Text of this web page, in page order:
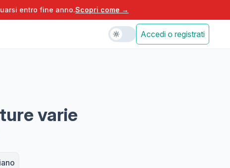
entro fine anno.Scopri come →
Accedi o registrati
varie